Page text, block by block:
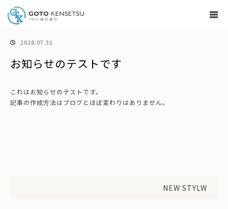
お知らせ
お知らせのテストです
2018.07.31
お知らせのテストです
これはお知らせのテストです。
記事の作成方法はブログとほぼ変わりはありません。
NEW STYLW